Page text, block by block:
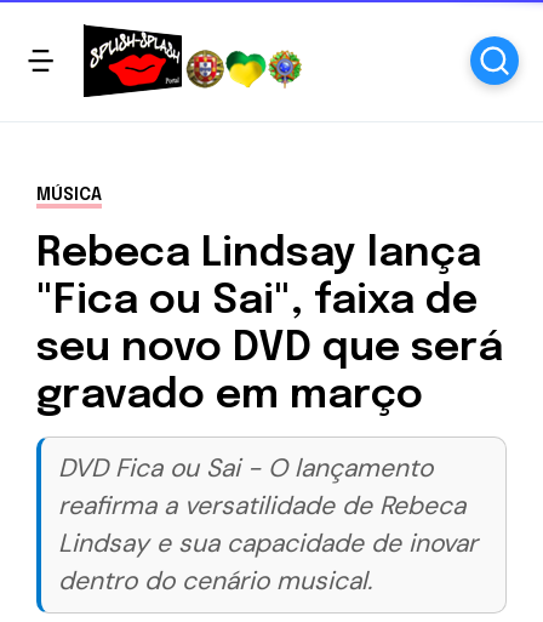
MÚSICA
Rebeca Lindsay lança
"Fica ou Sai", faixa de
seu novo DVD que será
gravado em março
DVD Fica ou Sai - O lançamento
reafirma a versatilidade de Rebeca
Lindsay e sua capacidade de inovar
dentro do cenário musical.